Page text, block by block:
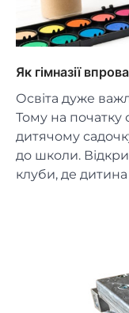
Як гімназії
Освіта дуже
Тому на початку
дитячому
до школи.
клуби, де дитина